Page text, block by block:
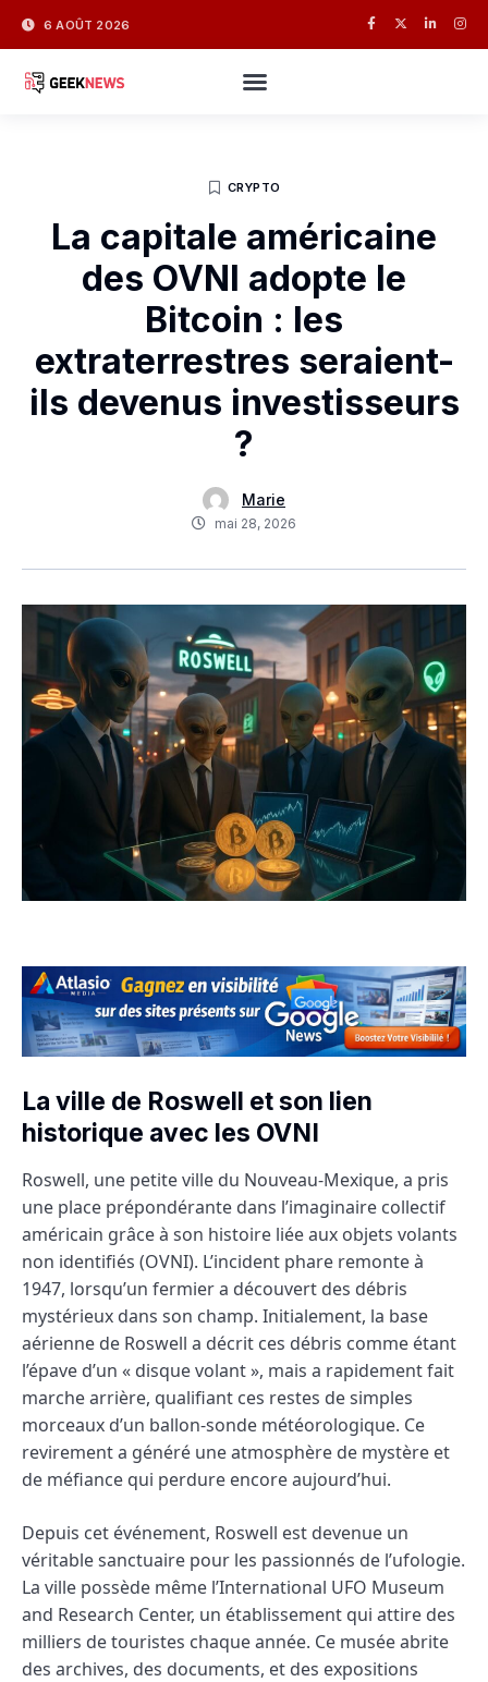
6 AOÛT 2026
CRYPTO
La capitale américaine
des OVNI adopte le
Bitcoin : les
extraterrestres seraient-
ils devenus investisseurs
?
Marie
mai 28, 2026
La ville de Roswell et son lien
historique avec les OVNI
Roswell, une petite ville du Nouveau-Mexique, a pris
une place prépondérante dans l’imaginaire collectif
américain grâce à son histoire liée aux objets volants
non identifiés (OVNI). L’incident phare remonte à
1947, lorsqu’un fermier a découvert des débris
mystérieux dans son champ. Initialement, la base
aérienne de Roswell a décrit ces débris comme étant
l’épave d’un « disque volant », mais a rapidement fait
marche arrière, qualifiant ces restes de simples
morceaux d’un ballon-sonde météorologique. Ce
revirement a généré une atmosphère de mystère et
de méfiance qui perdure encore aujourd’hui.
Depuis cet événement, Roswell est devenue un
véritable sanctuaire pour les passionnés de l’ufologie.
La ville possède même l’International UFO Museum
and Research Center, un établissement qui attire des
milliers de touristes chaque année. Ce musée abrite
des archives, des documents, et des expositions